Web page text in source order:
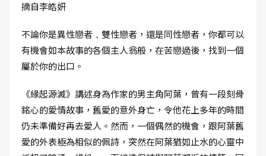
摘自李皓妍
不論你是異性戀者﹑雙性戀者，還是同性戀者，你都可以
有機會如本故事的各個主人翁般，在苦戀過後，找到一個
屬於你的出口。
《緣起源滅》講述身為作家的男主角阿葉，曾有一段刻骨
銘心的愛情故事，舊愛的意外身亡，令他花上多年的時間
仍未準備好再去愛人。然而，一個偶然的機會，跟阿葉舊
愛的外表極為相似的佩詩，突然在阿葉猶如止水的心靈中